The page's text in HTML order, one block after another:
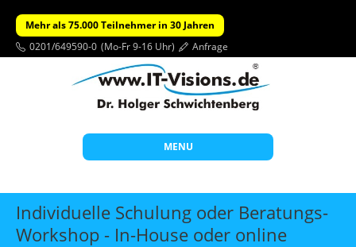
Mehr als 75.000 Teilnehmer in 30 Jahren
0201/649590-0 (Mo-Fr 9-16 Uhr) Anfrage
MENU
Start
Themen
Individuelle Schulung oder Beratungs-
Workshop - In-House oder online